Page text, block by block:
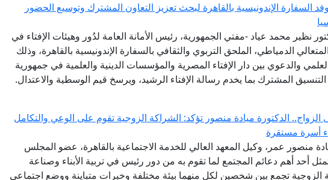
السفارة الإندونيسية بالقاهرة لبحث تعزيز التعاون المشترك وتوسيع الحضور
نظير محمد عياد -مفتي الجمهورية، رئيس الأمانة العامة لدُور وهيئات الإفتاء في
الدمياطي، الملحق التربوي والثقافي بالسفارة الإندونيسية بالقاهرة، وذلك
والدعوي بين دار الإفتاء المصرية والمؤسسات الدينية والعلمية في جمهورية
التنسيق المشترك بما يخدم رسالة الإفتاء الرشيد، ويرسخ قيم الوسطية والاعتدال.
الزواج.. الدكتورة ميادة منصور تؤكد: الشراكة الزوجية تقوم على الوعي والتكامل
أسرة مستقرة
منصور عمر، وكيل المعهد العالي للخدمة الاجتماعية بالقاهرة، عضو المجلس
أحد أهم دعائم المجتمع لما تقوم به من دور رئيس في تربية الأبناء وصناعة
الزوجية تجمع بين شخصين لكل منهما بيئة مختلفة وخبرات متباينة ووضع اجتماعي